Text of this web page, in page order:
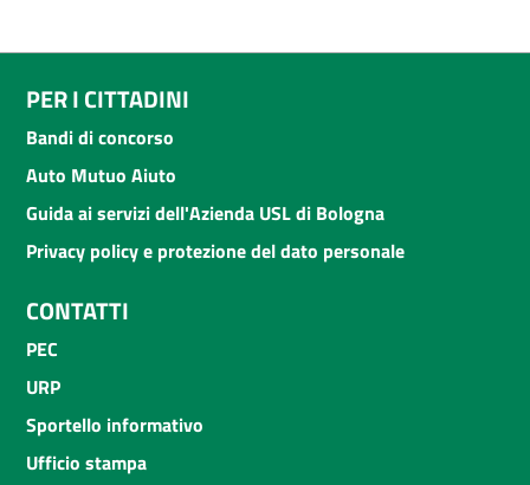
PER I CITTADINI
Bandi di concorso
Auto Mutuo Aiuto
Guida ai servizi dell'Azienda USL di Bologna
Privacy policy e protezione del dato personale
CONTATTI
PEC
URP
Sportello informativo
Ufficio stampa